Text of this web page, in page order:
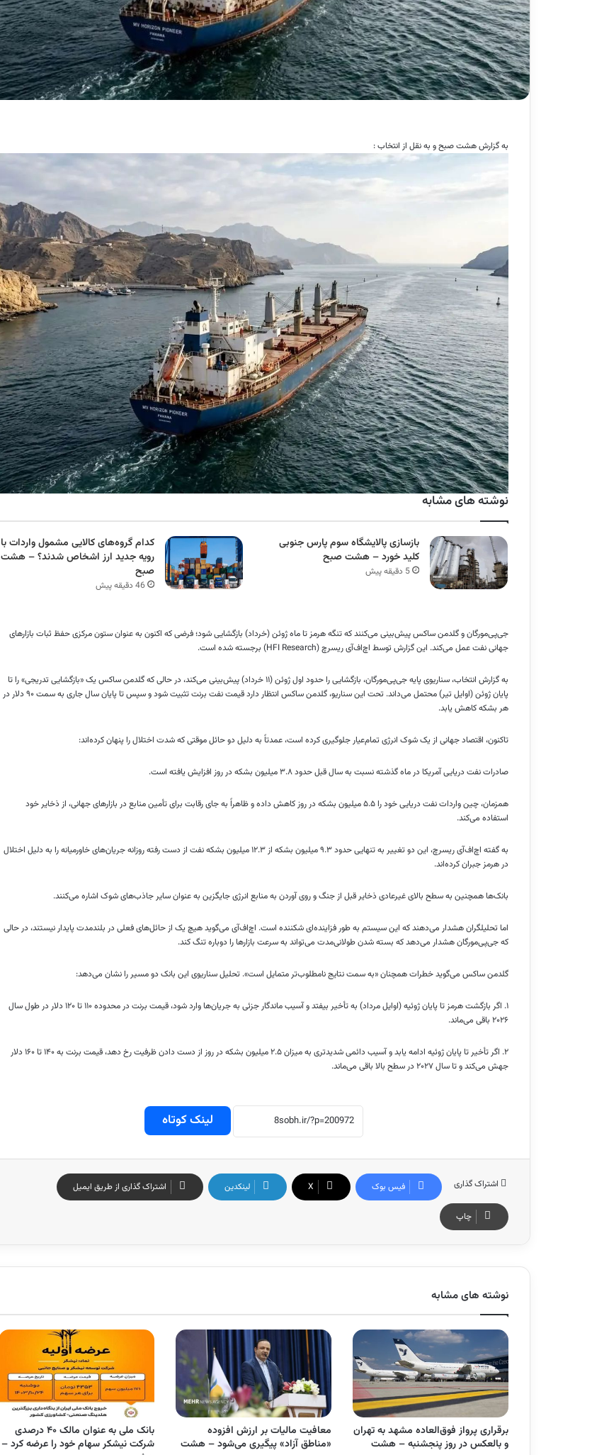
به گزارش هشت صبح و به نقل از انتخاب :
نوشته های مشابه
بازسازی پالایشگاه سوم پارس جنوبی
کلید خورد – هشت صبح
5 دقیقه پیش
کدام گروه‌های کالایی مشمول واردات با
رویه جدید ارز اشخاص شدند؟ – هشت
صبح
46 دقیقه پیش
جی‌پی‌مورگان و گلدمن ساکس پیش‌بینی می‌کنند که تنگه هرمز تا ماه ژوئن (خرداد) بازگشایی شود؛ فرضی که اکنون به عنوان ستون مرکزی حفظ ثبات بازارهای
جهانی نفت عمل می‌کند. این گزارش توسط اچ‌اف‌آی ریسرچ (HFI Research) برجسته شده است.
به گزارش انتخاب، سناریوی پایه جی‌پی‌مورگان، بازگشایی را حدود اول ژوئن (۱۱ خرداد) پیش‌بینی می‌کند، در حالی که گلدمن ساکس یک «بازگشایی تدریجی» را تا
پایان ژوئن (اوایل تیر) محتمل می‌داند. تحت این سناریو، گلدمن ساکس انتظار دارد قیمت نفت برنت تثبیت شود و سپس تا پایان سال جاری به سمت ۹۰ دلار در
هر بشکه کاهش یابد.
تاکنون، اقتصاد جهانی از یک شوک انرژی تمام‌عیار جلوگیری کرده است، عمدتاً به دلیل دو حائل موقتی که شدت اختلال را پنهان کرده‌اند:
صادرات نفت دریایی آمریکا در ماه گذشته نسبت به سال قبل حدود ۳.۸ میلیون بشکه در روز افزایش یافته است.
همزمان، چین واردات نفت دریایی خود را ۵.۵ میلیون بشکه در روز کاهش داده و ظاهراً به جای رقابت برای تأمین منابع در بازارهای جهانی، از ذخایر خود
استفاده می‌کند.
به گفته اچ‌اف‌آی ریسرچ، این دو تغییر به تنهایی حدود ۹.۳ میلیون بشکه از ۱۲.۳ میلیون بشکه نفت از دست رفته روزانه جریان‌های خاورمیانه را به دلیل اختلال
در هرمز جبران کرده‌اند.
بانک‌ها همچنین به سطح بالای غیرعادی ذخایر قبل از جنگ و روی آوردن به منابع انرژی جایگزین به عنوان سایر جاذب‌های شوک اشاره می‌کنند.
اما تحلیلگران هشدار می‌دهند که این سیستم به طور فزاینده‌ای شکننده است. اچ‌اف‌آی می‌گوید هیچ یک از حائل‌های فعلی در بلندمدت پایدار نیستند، در حالی
که جی‌پی‌مورگان هشدار می‌دهد که بسته شدن طولانی‌مدت می‌تواند به سرعت بازارها را دوباره تنگ کند.
گلدمن ساکس می‌گوید خطرات همچنان «به سمت نتایج نامطلوب‌تر متمایل است». تحلیل سناریوی این بانک دو مسیر را نشان می‌دهد:
۱. اگر بازگشت هرمز تا پایان ژوئیه (اوایل مرداد) به تأخیر بیفتد و آسیب ماندگار جزئی به جریان‌ها وارد شود، قیمت برنت در محدوده ۱۱۰ تا ۱۲۰ دلار در طول سال
۲۰۲۶ باقی می‌ماند.
۲. اگر تأخیر تا پایان ژوئیه ادامه یابد و آسیب دائمی شدیدتری به میزان ۲.۵ میلیون بشکه در روز از دست دادن ظرفیت رخ دهد، قیمت برنت به ۱۴۰ تا ۱۶۰ دلار
جهش می‌کند و تا سال ۲۰۲۷ در سطح بالا باقی می‌ماند.
لینک کوتاه
اشتراک گذاری فیس بوک X لینکدین اشتراک گذاری از طریق ایمیل
چاپ
نوشته های مشابه
برقراری پرواز فوق‌العاده مشهد به تهران
و بالعکس در روز پنجشنبه – هشت
معافیت مالیات بر ارزش افزوده
«مناطق آزاد» پیگیری می‌شود – هشت
بانک‌ ملی به عنوان مالک ۴۰ درصدی
شرکت نیشکر سهام خود را عرضه کرد –